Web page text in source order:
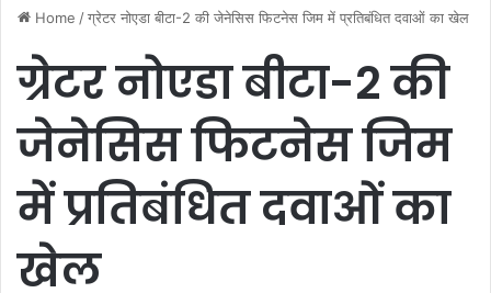
Home /ग्रेटर नोएडा बीटा-2 की जेनेसिस फिटनेस जिम में प्रतिबंधित दवाओं का खेल
ग्रेटर नोएडा बीटा-2 की
जेनेसिस फिटनेस जिम
में प्रतिबंधित दवाओं का
खेल